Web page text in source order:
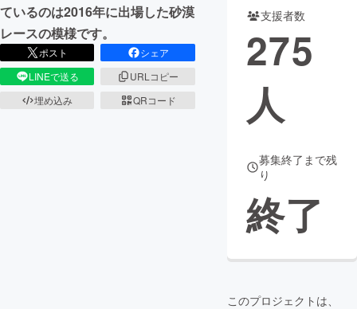
ているのは2016年に出場した砂漠
レースの模様です。
ポスト
シェア
LINEで送る
URLコピー
埋め込み
QRコード
支援者数
275
人
募集終了まで残
り
終了
このプロジェクトは、